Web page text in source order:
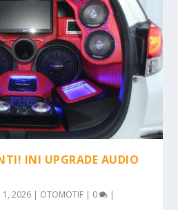
INI UPGRADE AUDIO
1, 2026 | OTOMOTIF | 0 |